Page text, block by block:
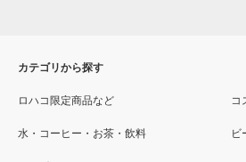
カテゴリから探す
ロハコ限定商品など コ
水・コーヒー・お茶・飲料 ビ